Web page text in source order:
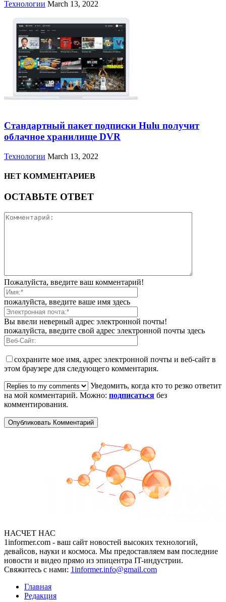
Технологии March 13, 2022
Стандартный пакет подписки Hulu получит
облачное хранилище DVR
Технологии March 13, 2022
НЕТ КОММЕНТАРИЕВ
ОСТАВЬТЕ ОТВЕТ
Пожалуйста, введите ваш комментарий!
пожалуйста, введите ваше имя здесь
Вы ввели неверный адрес электронной почты!
пожалуйста, введите свой адрес электронной почты здесь
сохраните мое имя, адрес электронной почты и веб-сайт в
этом браузере для следующего комментария.
Уведомить, когда кто то резко ответит
на мой комментарий. Можно: подписаться без
комментирования.
НАСЧЕТ НАС
1informer.com - ваш сайт новостей высоких технологий,
девайсов, науки и космоса. Мы предоставляем вам последние
новости и видео прямо из эпицентра IT-индустрии.
Свяжитесь с нами: 1informer.info@gmail.com
Главная
Редакция